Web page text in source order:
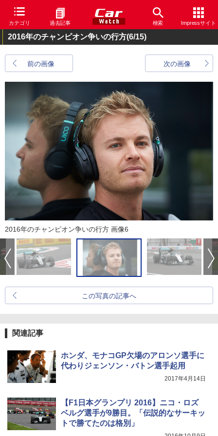
カテゴリ 過去記事 検索 Impressサイト
2016年のチャンピオン争いの行方(6/15)
前の画像 次の画像
2016年のチャンピオン争いの行方 画像6
この写真の記事へ
関連記事
ホンダ、モナコGP欠場のアロンソ選手に
代わりジェンソン・バトン選手起用
2017年4月14日
【F1日本グランプリ 2016】ニコ・ロズ
ベルグ選手が9勝目。「伝説的なサーキッ
トで勝てたのは格別」